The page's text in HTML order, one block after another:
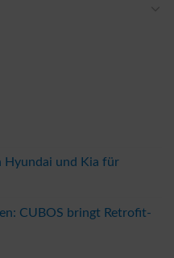
Hyundai und Kia für
CUBOS bringt Retrofit-